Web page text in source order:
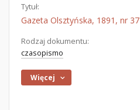
Tytuł:
Gazeta Olsztyńska, 1891, nr 37
Rodzaj dokumentu:
czasopismo
Więcej